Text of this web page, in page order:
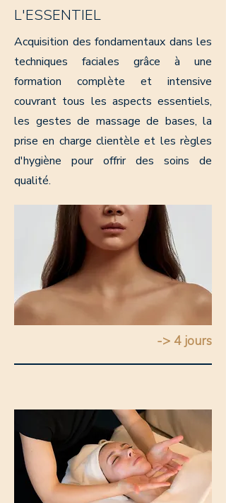
L'ESSENTIEL
Acquisition des fondamentaux dans les
techniques faciales grâce à une
formation complète et intensive
couvrant tous les aspects essentiels,
les gestes de massage de bases, la
prise en charge clientèle et les règles
d'hygiène pour offrir des soins de
qualité.
-> 4 jours